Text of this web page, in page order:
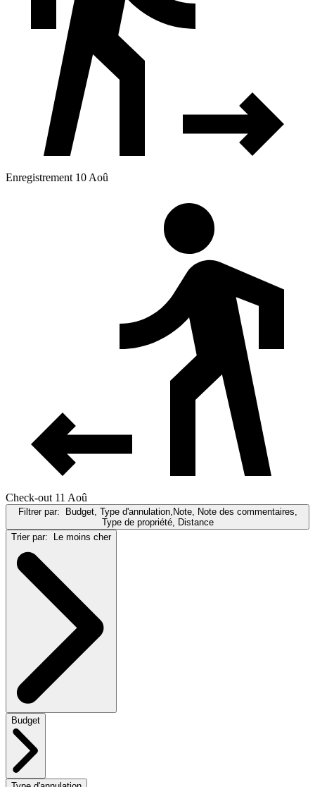
Enregistrement 10 Aoû
Check-out 11 Aoû
Filtrer par: Budget, Type d'annulation,Note, Note des commentaires,
Type de propriété, Distance
Trier par: Le moins cher
Budget